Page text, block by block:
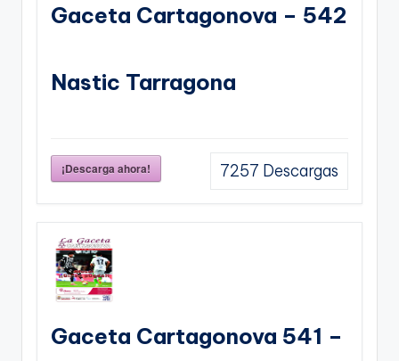
Gaceta Cartagonova – 542
Nastic Tarragona
¡Descarga ahora! 7257 Descargas
Gaceta Cartagonova 541 –